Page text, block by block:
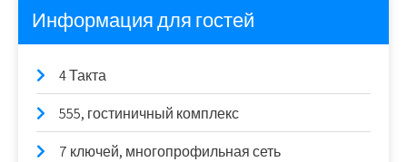
Информация для гостей
4 Такта
555, гостиничный комплекс
7 ключей, многопрофильная сеть